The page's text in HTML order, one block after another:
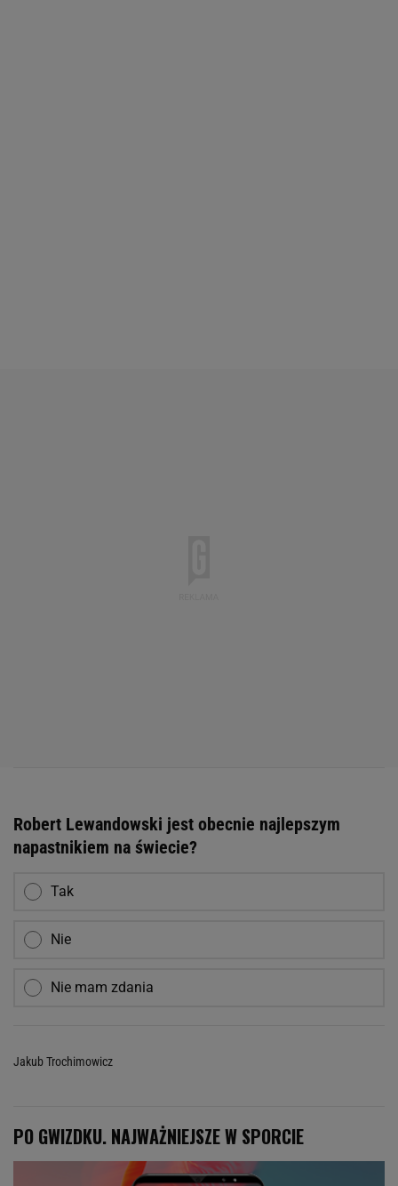
Robert Lewandowski jest obecnie najlepszym
napastnikiem na świecie?
Tak
Nie
Nie mam zdania
Jakub Trochimowicz